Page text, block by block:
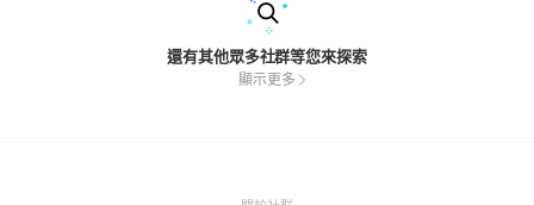
還有其他眾多社群等您來探索
顯示更多